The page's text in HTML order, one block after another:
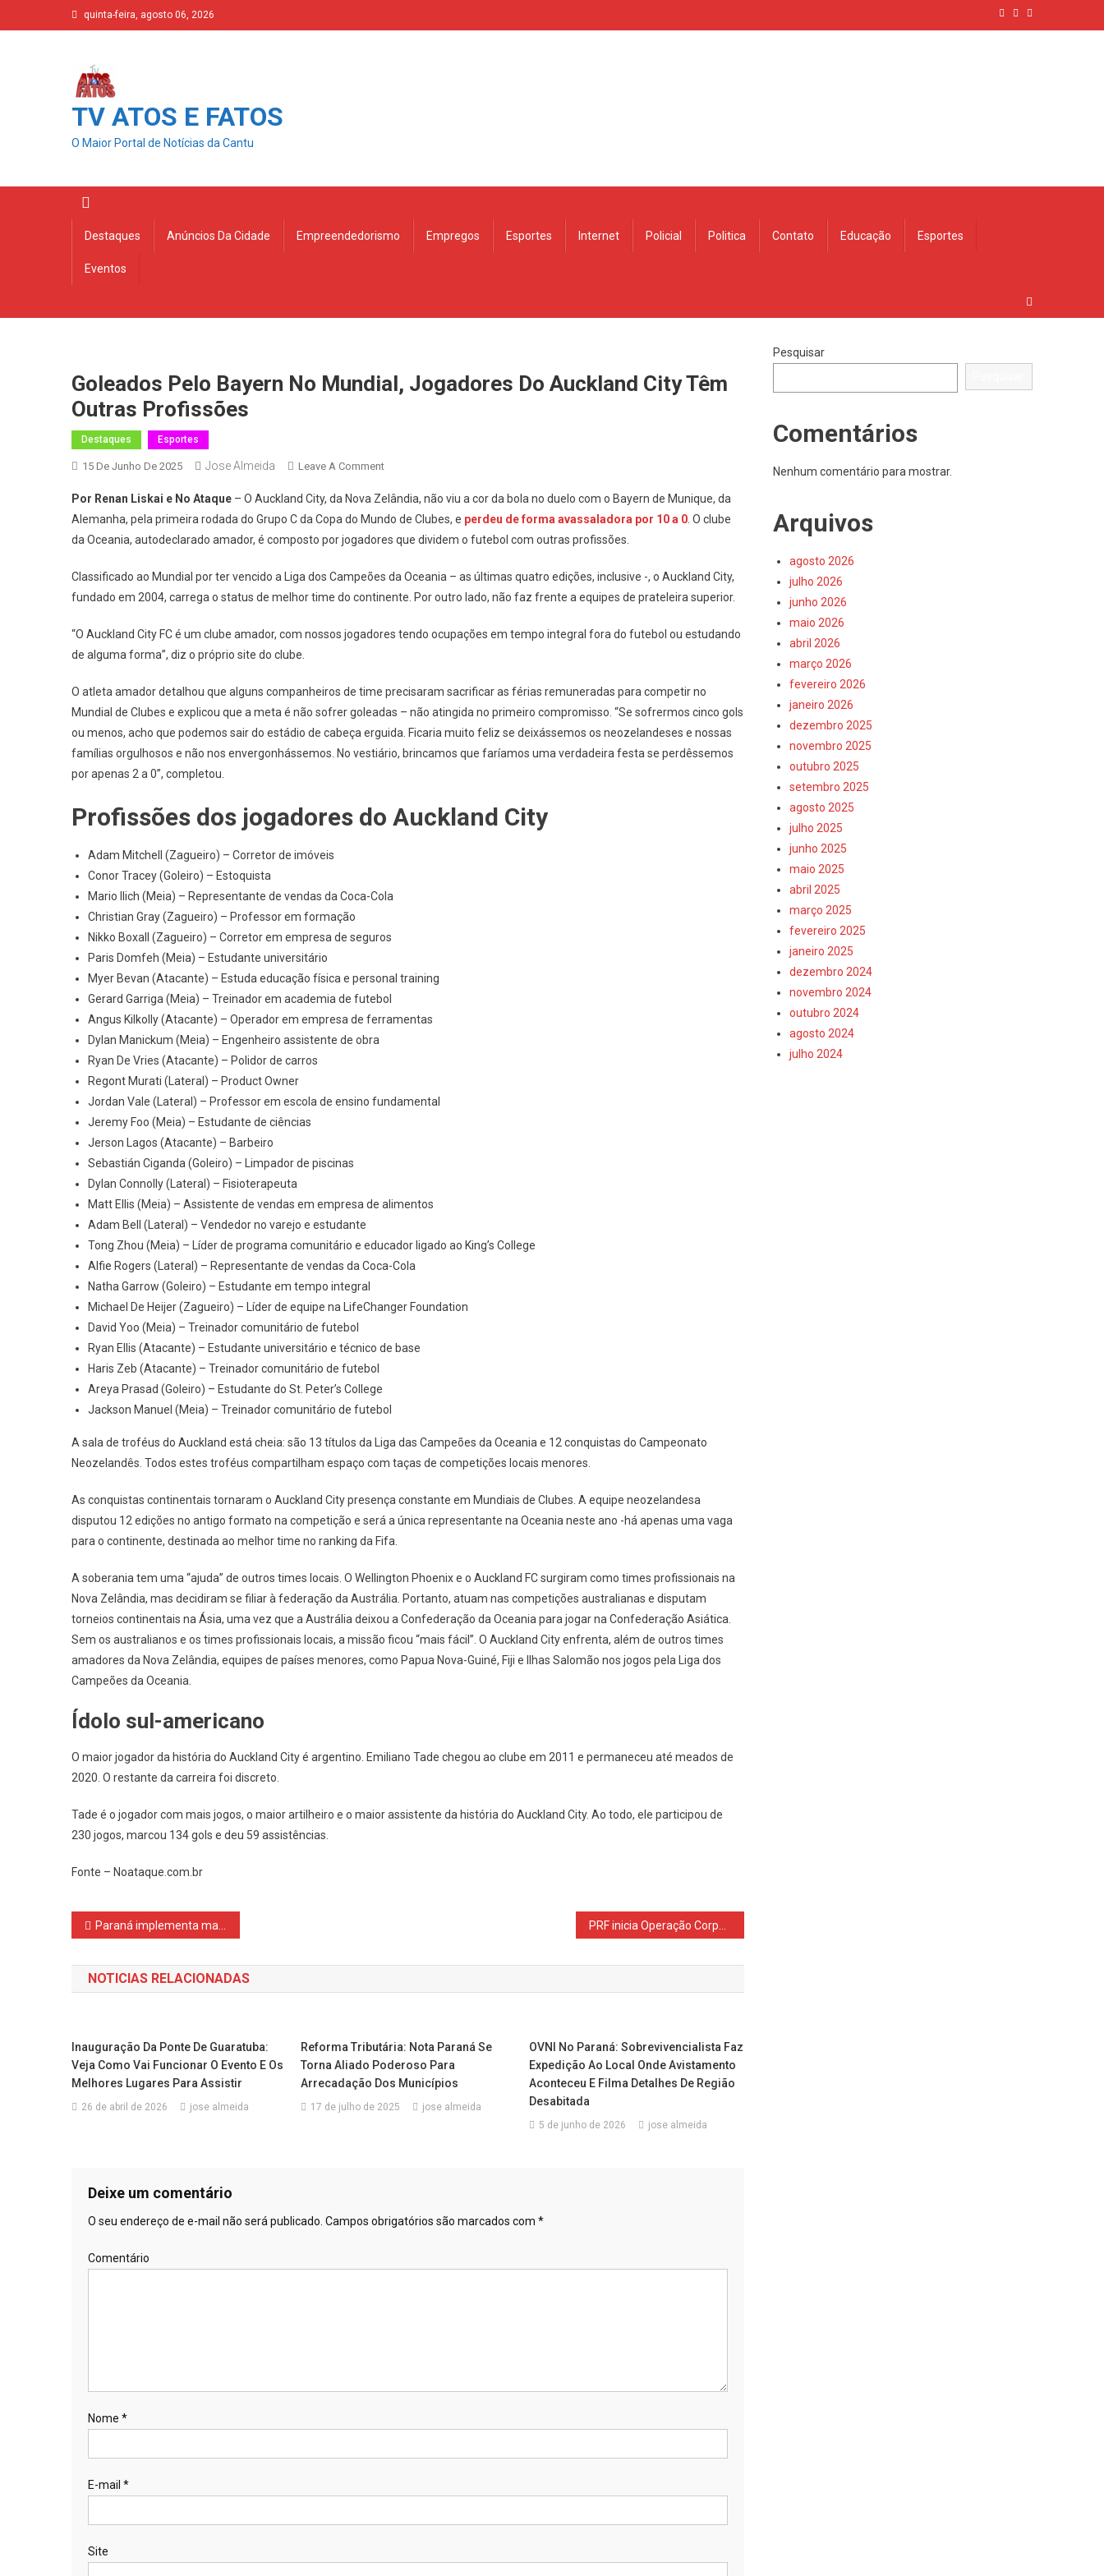
to
quinta-feira, agosto 06, 2026
TV ATOS E FATOS
O Maior Portal de Notícias da Cantu
Destaques Anúncios Da Cidade Empreendedorismo Empregos Esportes Internet Policial Politica Contato Educação Esportes
Eventos
Goleados Pelo Bayern No Mundial, Jogadores Do Auckland City Têm
Outras Profissões
Destaques Esportes
15 De Junho De 2025 Jose Almeida Leave A CommentOn
Pelo
Bayern
No
Jogadores
Do
City
Profissões
Por Renan Liskai e No Ataque – O Auckland City, da Nova Zelândia, não viu a cor da bola no duelo com o Bayern de Munique, da
Alemanha, pela primeira rodada do Grupo C da Copa do Mundo de Clubes, e perdeu de forma avassaladora por 10 a 0 . O clube
da Oceania, autodeclarado amador, é composto por jogadores que dividem o futebol com outras profissões.
Classificado ao Mundial por ter vencido a Liga dos Campeões da Oceania – as últimas quatro edições, inclusive -, o Auckland City,
fundado em 2004, carrega o status de melhor time do continente. Por outro lado, não faz frente a equipes de prateleira superior.
“O Auckland City FC é um clube amador, com nossos jogadores tendo ocupações em tempo integral fora do futebol ou estudando
de alguma forma”, diz o próprio site do clube.
O atleta amador detalhou que alguns companheiros de time precisaram sacrificar as férias remuneradas para competir no
Mundial de Clubes e explicou que a meta é não sofrer goleadas – não atingida no primeiro compromisso. “Se sofrermos cinco gols
ou menos, acho que podemos sair do estádio de cabeça erguida. Ficaria muito feliz se deixássemos os neozelandeses e nossas
famílias orgulhosos e não nos envergonhássemos. No vestiário, brincamos que faríamos uma verdadeira festa se perdêssemos
por apenas 2 a 0”, completou.
Profissões dos jogadores do Auckland City
Adam Mitchell (Zagueiro) – Corretor de imóveis
Conor Tracey (Goleiro) – Estoquista
Mario Ilich (Meia) – Representante de vendas da Coca-Cola
Christian Gray (Zagueiro) – Professor em formação
Nikko Boxall (Zagueiro) – Corretor em empresa de seguros
Paris Domfeh (Meia) – Estudante universitário
Myer Bevan (Atacante) – Estuda educação física e personal training
Gerard Garriga (Meia) – Treinador em academia de futebol
Angus Kilkolly (Atacante) – Operador em empresa de ferramentas
Dylan Manickum (Meia) – Engenheiro assistente de obra
Ryan De Vries (Atacante) – Polidor de carros
Regont Murati (Lateral) – Product Owner
Jordan Vale (Lateral) – Professor em escola de ensino fundamental
Jeremy Foo (Meia) – Estudante de ciências
Jerson Lagos (Atacante) – Barbeiro
Sebastián Ciganda (Goleiro) – Limpador de piscinas
Dylan Connolly (Lateral) – Fisioterapeuta
Matt Ellis (Meia) – Assistente de vendas em empresa de alimentos
Adam Bell (Lateral) – Vendedor no varejo e estudante
Tong Zhou (Meia) – Líder de programa comunitário e educador ligado ao King’s College
Alfie Rogers (Lateral) – Representante de vendas da Coca-Cola
Natha Garrow (Goleiro) – Estudante em tempo integral
Michael De Heijer (Zagueiro) – Líder de equipe na LifeChanger Foundation
David Yoo (Meia) – Treinador comunitário de futebol
Ryan Ellis (Atacante) – Estudante universitário e técnico de base
Haris Zeb (Atacante) – Treinador comunitário de futebol
Areya Prasad (Goleiro) – Estudante do St. Peter’s College
Jackson Manuel (Meia) – Treinador comunitário de futebol
A sala de troféus do Auckland está cheia: são 13 títulos da Liga das Campeões da Oceania e 12 conquistas do Campeonato
Neozelandês. Todos estes troféus compartilham espaço com taças de competições locais menores.
As conquistas continentais tornaram o Auckland City presença constante em Mundiais de Clubes. A equipe neozelandesa
disputou 12 edições no antigo formato na competição e será a única representante na Oceania neste ano -há apenas uma vaga
para o continente, destinada ao melhor time no ranking da Fifa.
A soberania tem uma “ajuda” de outros times locais. O Wellington Phoenix e o Auckland FC surgiram como times profissionais na
Nova Zelândia, mas decidiram se filiar à federação da Austrália. Portanto, atuam nas competições australianas e disputam
torneios continentais na Ásia, uma vez que a Austrália deixou a Confederação da Oceania para jogar na Confederação Asiática.
Sem os australianos e os times profissionais locais, a missão ficou “mais fácil”. O Auckland City enfrenta, além de outros times
amadores da Nova Zelândia, equipes de países menores, como Papua Nova-Guiné, Fiji e Ilhas Salomão nos jogos pela Liga dos
Campeões da Oceania.
Ídolo sul-americano
O maior jogador da história do Auckland City é argentino. Emiliano Tade chegou ao clube em 2011 e permaneceu até meados de
2020. O restante da carreira foi discreto.
Tade é o jogador com mais jogos, o maior artilheiro e o maior assistente da história do Auckland City. Ao todo, ele participou de
230 jogos, marcou 134 gols e deu 59 assistências.
Fonte – Noataque.com.br
Navegação
de
Post
Paraná implementa maior rede de programas para idosos do Brasil
NOTICIAS RELACIONADAS
Inauguração Da Ponte De Guaratuba:
Veja Como Vai Funcionar O Evento E Os
Melhores Lugares Para Assistir
26 de abril de 2026 jose almeida
Reforma Tributária: Nota Paraná Se
Torna Aliado Poderoso Para
Arrecadação Dos Municípios
17 de julho de 2025 jose almeida
OVNI No Paraná: Sobrevivencialista Faz
Expedição Ao Local Onde Avistamento
Aconteceu E Filma Detalhes De Região
Desabitada
5 de junho de 2026 jose almeida
Deixe um comentário
O seu endereço de e-mail não será publicado. Campos obrigatórios são marcados com *
Comentário
Nome *
E-mail *
Site
Pesquisar
Comentários
Nenhum comentário para mostrar.
Arquivos
agosto 2026
julho 2026
junho 2026
maio 2026
abril 2026
março 2026
fevereiro 2026
janeiro 2026
dezembro 2025
novembro 2025
outubro 2025
setembro 2025
agosto 2025
julho 2025
junho 2025
maio 2025
abril 2025
março 2025
fevereiro 2025
janeiro 2025
dezembro 2024
novembro 2024
outubro 2024
agosto 2024
julho 2024